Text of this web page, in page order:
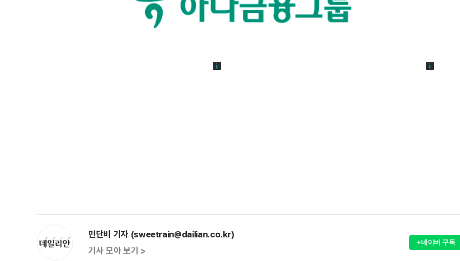
민단비 기자 (sweetrain@dailian.co.kr)
기사 모아 보기 >
+네이버 구독